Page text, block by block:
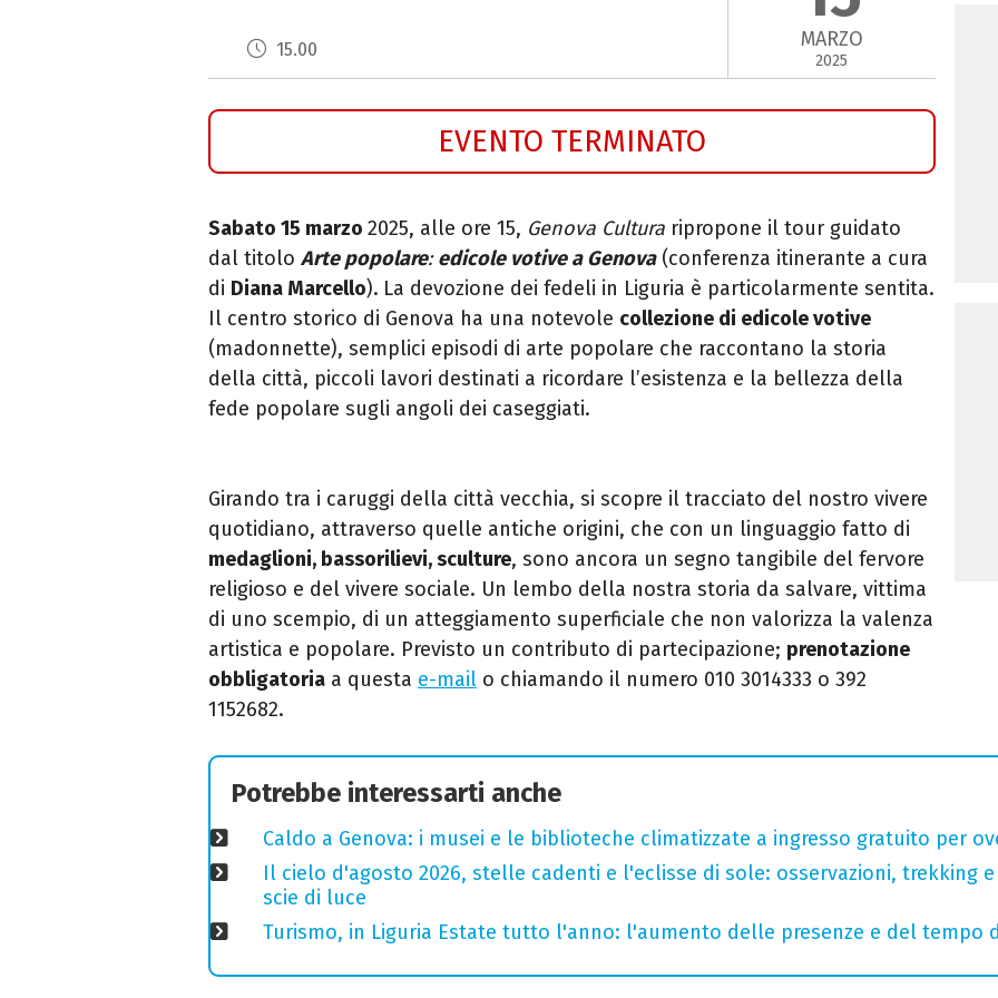
15.00 MARZO
2025
EVENTO TERMINATO
Sabato 15 marzo 2025, alle ore 15, Genova Cultura ripropone il tour guidato
dal titolo Arte popolare:edicole votive a Genova(conferenza itinerante a cura
di Diana Marcello). La devozione dei fedeli in Liguria è particolarmente sentita.
Il centro storico di Genova ha una notevole collezione di edicole votive
(madonnette), semplici episodi di arte popolare che raccontano la storia
della città, piccoli lavori destinati a ricordare l’esistenza e la bellezza della
fede popolare sugli angoli dei caseggiati.
Girando tra i caruggi della città vecchia, si scopre il tracciato del nostro vivere
quotidiano, attraverso quelle antiche origini, che con un linguaggio fatto di
medaglioni, bassorilievi, sculture, sono ancora un segno tangibile del fervore
religioso e del vivere sociale. Un lembo della nostra storia da salvare, vittima
di uno scempio, di un atteggiamento superficiale che non valorizza la valenza
artistica e popolare. Previsto un contributo di partecipazione; prenotazione
obbligatoria a questa e-mail o chiamando il numero 010 3014333 o 392
1152682.
Potrebbe interessarti anche
Caldo a Genova: i musei e le biblioteche climatizzate a ingresso gratuito per
Il cielo d'agosto 2026, stelle cadenti e l'eclisse di sole: osservazioni, trekking
scie di luce
Turismo, in Liguria Estate tutto l'anno: l'aumento delle presenze e del tempo